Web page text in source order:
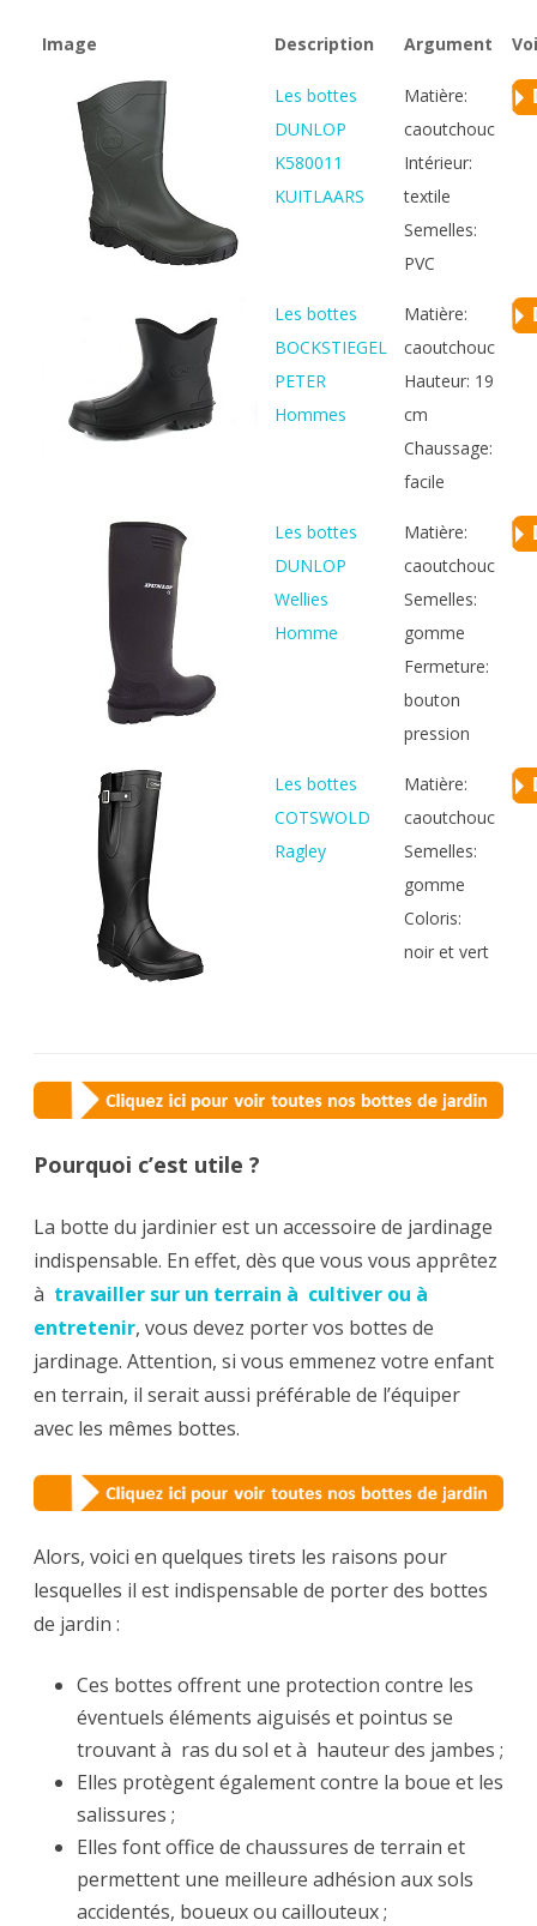
Image Description Argument
Les bottes
DUNLOP
K580011
KUITLAARS
Matière:
caoutchouc
Intérieur:
textile
Semelles:
PVC
Les bottes
BOCKSTIEGEL
PETER
Hommes
Matière:
caoutchouc
Hauteur: 19
cm
Chaussage:
facile
Les bottes
DUNLOP
Wellies
Homme
Matière:
caoutchouc
Semelles:
gomme
Fermeture:
bouton
pression
Les bottes
COTSWOLD
Ragley
Matière:
caoutchouc
Semelles:
gomme
Coloris:
noir et vert
Pourquoi c’est utile ?
La botte du jardinier est un accessoire de jardinage
indispensable. En effet, dès que vous vous apprêtez
à travailler sur un terrain à cultiver ou à
entretenir, vous devez porter vos bottes de
jardinage. Attention, si vous emmenez votre enfant
en terrain, il serait aussi préférable de l’équiper
avec les mêmes bottes.
Alors, voici en quelques tirets les raisons pour
lesquelles il est indispensable de porter des bottes
de jardin :
Ces bottes offrent une protection contre les
éventuels éléments aiguisés et pointus se
trouvant à ras du sol et à hauteur des jambes ;
Elles protègent également contre la boue et les
salissures ;
Elles font office de chaussures de terrain et
permettent une meilleure adhésion aux sols
accidentés, boueux ou caillouteux ;